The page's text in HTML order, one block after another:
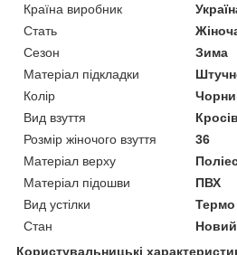
Країна виробник
Стать
Сезон
Зима
Матеріал підкладки
Колір
Вид взуття
Розмір жіночого взуття
36
Матеріал верху
Матеріал підошви
ПВХ
Вид устілки
Термо
Стан
Новий
Користувальницькі